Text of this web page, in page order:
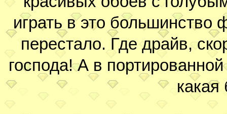
играть в это большинство
перестало. Где драйв,
господа! А в